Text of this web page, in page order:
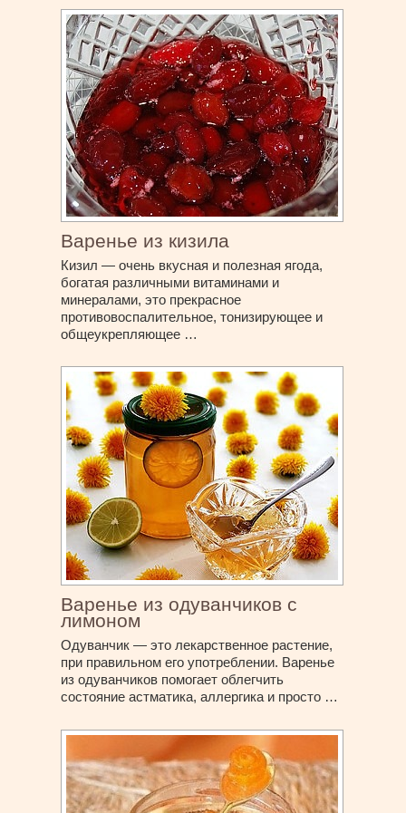
Варенье из кизила
Кизил — очень вкусная и полезная ягода,
богатая различными витаминами и
минералами, это прекрасное
противовоспалительное, тонизирующее и
общеукрепляющее …
Варенье из одуванчиков с
лимоном
Одуванчик — это лекарственное растение,
при правильном его употреблении. Варенье
из одуванчиков помогает облегчить
состояние астматика, аллергика и просто …